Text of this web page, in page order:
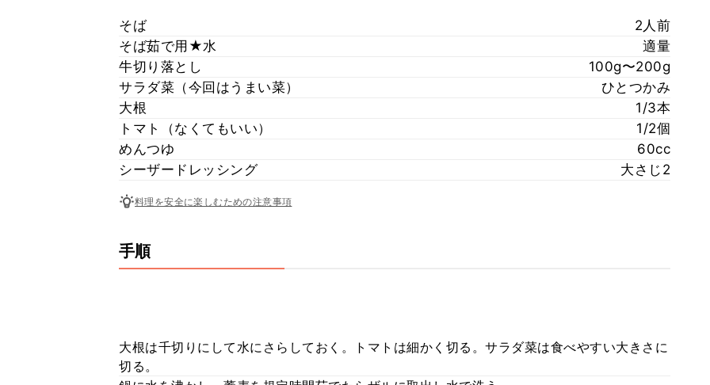
そば
2人前
そば茹で用★水
適量
牛切り落とし
100g〜200g
サラダ菜（今回はうまい菜）
ひとつかみ
大根
1/3本
トマト（なくてもいい）
1/2個
めんつゆ
60cc
シーザードレッシング
大さじ2
料理を安全に楽しむための注意事項
手順
大根は千切りにして水にさらしておく。トマトは細かく切る。サラダ菜は食べやすい大きさに
切る。